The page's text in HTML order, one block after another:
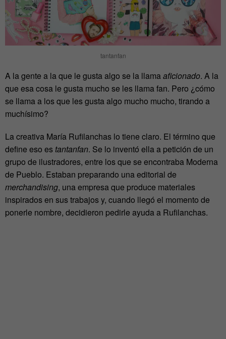
tantanfan
A la gente a la que le gusta algo se la llamaaficionado. A la
que esa cosa le gusta mucho se les llama fan. Pero ¿cómo
se llama a los que les gusta algo mucho mucho, tirando a
muchísimo?
La creativa María Rufilanchas lo tiene claro. El término que
define eso es tantanfan. Se lo inventó ella a petición de un
grupo de ilustradores, entre los que se encontraba Moderna
de Pueblo. Estaban preparando una editorial de
merchandising, una empresa que produce materiales
inspirados en sus trabajos y, cuando llegó el momento de
ponerle nombre, decidieron pedirle ayuda a Rufilanchas.